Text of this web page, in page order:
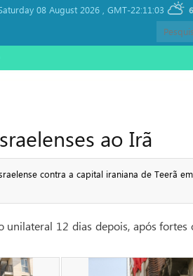
08 August 2026 , GMT-22:11:03
ao Irã
contra a capital iraniana de Teerã
12 dias depois, após fortes